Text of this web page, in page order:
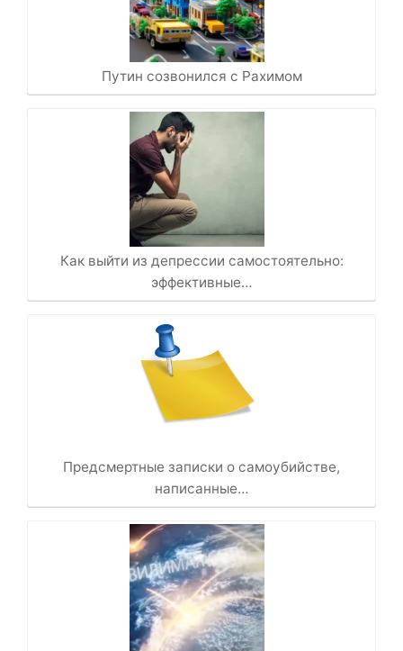
Путин созвонился с Рахимом
Как выйти из депрессии самостоятельно:
эффективные…
Предсмертные записки о самоубийстве,
написанные…